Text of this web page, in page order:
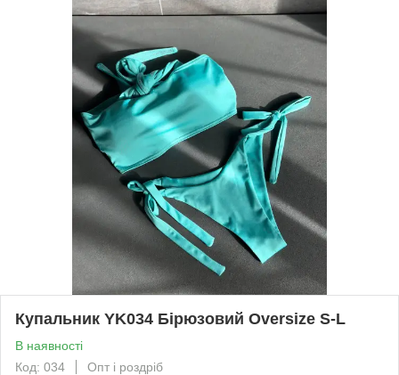
Купальник YK034 Бірюзовий Oversize S-L
В наявності
Код: 034
Опт і роздріб